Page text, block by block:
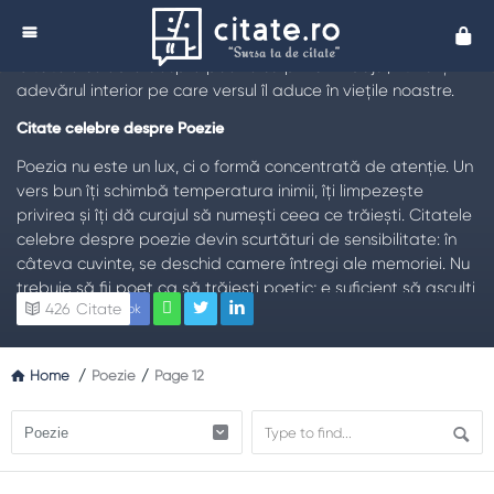
Citate despre Poezie
TL;DR:
Poezia nu descrie doar lumea, ci o face vizibilă.
Citatele celebre despre poezie surprind limbajul, ritmul și
adevărul interior pe care versul îl aduce în viețile noastre.
Citate celebre despre Poezie
Poezia nu este un lux, ci o formă concentrată de atenție. Un
vers bun îți schimbă temperatura inimii, îți limpezește
privirea și îți dă curajul să numești ceea ce trăiești. Citatele
celebre despre poezie devin scurtături de sensibilitate: în
câteva cuvinte, se deschid camere întregi ale memoriei. Nu
trebuie să fii poet ca să trăiești poetic; e suficient să asculți
mai atent, să alegi cuvintele cu grijă și să accepți că uneori
ambivalenței: pot coexista fragilitatea și forța, dorul și
bucuria, întunericul și promisiunea zorilor. Când recitești un
poem, cititorul care ești azi se întâlnește cu cititorul care ai
fost ieri; astfel, textul crește odată cu tine.
Facebook
426 Citate
Home / Poezie / Page 12